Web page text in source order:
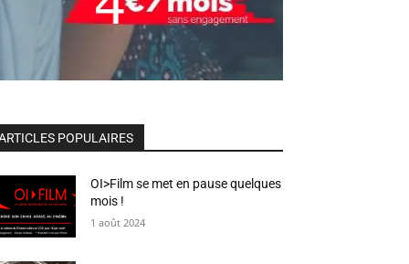
POPULAIRES
OI>Film se met en pause quelques
mois !
1 août 2024